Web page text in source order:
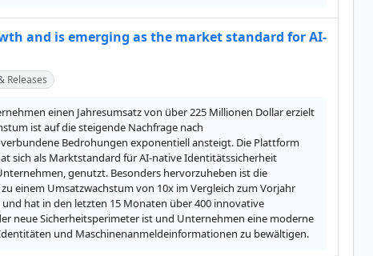
and is emerging as the market standard for AI-
Releases
einen Jahresumsatz von über 225 Millionen Dollar erzielt
ist auf die steigende Nachfrage nach
Bedrohungen exponentiell ansteigt. Die Plattform
sich als Marktstandard für AI-native Identitätssicherheit
genutzt. Besonders hervorzuheben ist die
einem Umsatzwachstum von 10x im Vergleich zum Vorjahr
hat in den letzten 15 Monaten über 400 innovative
neue Sicherheitsperimeter ist und Unternehmen eine moderne
und Maschinenanmeldeinformationen zu bewältigen.